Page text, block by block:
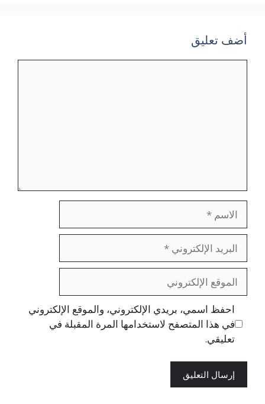
أضف تعليق
الاسم
البريد
الإلكتروني
الموقع
الإلكتروني
احفظ اسمي، بريدي الإلكتروني، والموقع الإلكتروني
في هذا المتصفح لاستخدامها المرة المقبلة في
تعليقي.